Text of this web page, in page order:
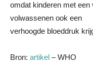
omdat kinderen met
volwassenen ook een
verhoogde bloeddruk
Bron: artikel – WHO